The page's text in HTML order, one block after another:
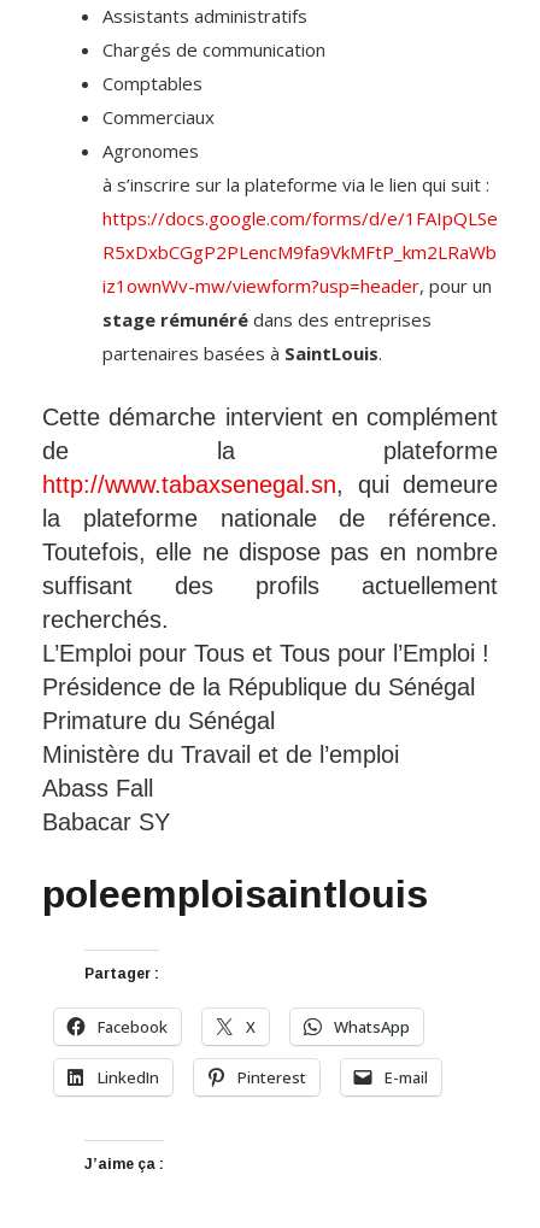
Assistants administratifs
Chargés de communication
Comptables
Commerciaux
Agronomes
à s’inscrire sur la plateforme via le lien qui suit :
https://docs.google.com/forms/d/e/1FAIpQLSe
R5xDxbCGgP2PLencM9fa9VkMFtP_km2LRaWb
iz1ownWv-mw/viewform?usp=header, pour un
stage rémunéré dans des entreprises
partenaires basées à SaintLouis.
Cette démarche intervient en complément
de la plateforme
http://www.tabaxsenegal.sn, qui demeure
la plateforme nationale de référence.
Toutefois, elle ne dispose pas en nombre
suffisant des profils actuellement
recherchés.
L’Emploi pour Tous et Tous pour l’Emploi !
Présidence de la République du Sénégal
Primature du Sénégal
Ministère du Travail et de l’emploi
Abass Fall
Babacar SY
poleemploisaintlouis
Partager :
Facebook X WhatsApp
LinkedIn Pinterest E-mail
J’aime ça :